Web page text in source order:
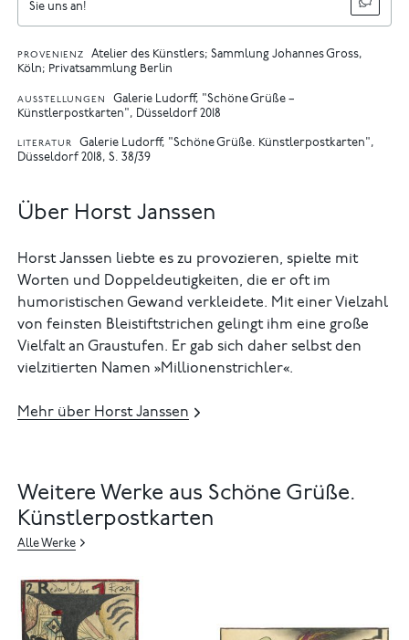
Sie uns an!
PROVENIENZ
Atelier des Künstlers; Sammlung Johannes Gross,
Köln; Privatsammlung Berlin
AUSSTELLUNGEN
Galerie Ludorff, "Schöne Grüße –
Künstlerpostkarten", Düsseldorf 2018
LITERATUR
Galerie Ludorff, "Schöne Grüße. Künstlerpostkarten",
Düsseldorf 2018, S. 38/39
Über Horst Janssen
Horst Janssen liebte es zu provozieren, spielte mit
Worten und Doppeldeutigkeiten, die er oft im
humoristischen Gewand verkleidete. Mit einer Vielzahl
von feinsten Bleistiftstrichen gelingt ihm eine große
Vielfalt an Graustufen. Er gab sich daher selbst den
vielzitierten Namen »Millionenstrichler«.
Mehr über Horst Janssen
Weitere Werke aus Schöne Grüße.
Künstlerpostkarten
Alle Werke